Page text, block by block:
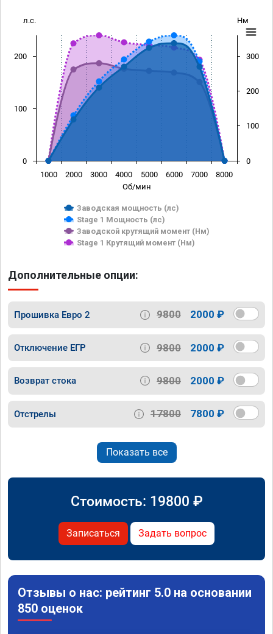
Об/мин
л.с. Нм
Заводская мощность (лс)
Stage 1 Мощность (лс)
Заводской крутящий момент (Нм)
Stage 1 Крутящий момент (Нм)
1000 2000 3000 4000 5000 6000 7000 8000
0
100
200
0
100
200
300
Дополнительные опции:
Прошивка Евро 2 9800 2000 ₽
Отключение ЕГР 9800 2000 ₽
Возврат стока 9800 2000 ₽
Отстрелы 17800 7800 ₽
Показать все
Стоимость: 19800 ₽
Записаться Задать вопрос
Отзывы о нас: рейтинг 5.0 на основании
850 оценок